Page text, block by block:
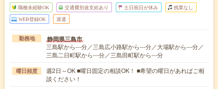
職種未経験OK 交通費別途支給あり 土日祝日が休み 残業なし
WEB登録OK 派遣
勤務地 静岡県三島市
三島駅から---分／三島広小路駅から---分／大場駅から---分／
三島二日町駅から---分／三島田町駅から---分
曜日頻度
週2日～OK ■曜日固定の相談OK！ ■希望の曜日があればご相
談ください！